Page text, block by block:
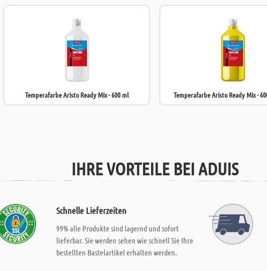
Möglichkeiten
Diese
Eltern, die
Temperafarbe Aristo Ready Mix - 600 ml Temperafarbe Aristo Ready Mix -
IHRE VORTEILE BEI ADUIS
Schnelle Lieferzeiten
99% alle Produkte sind lagernd und sofort
lieferbar. Sie werden sehen wie schnell Sie Ihre
bestellten Bastelartikel erhalten werden.